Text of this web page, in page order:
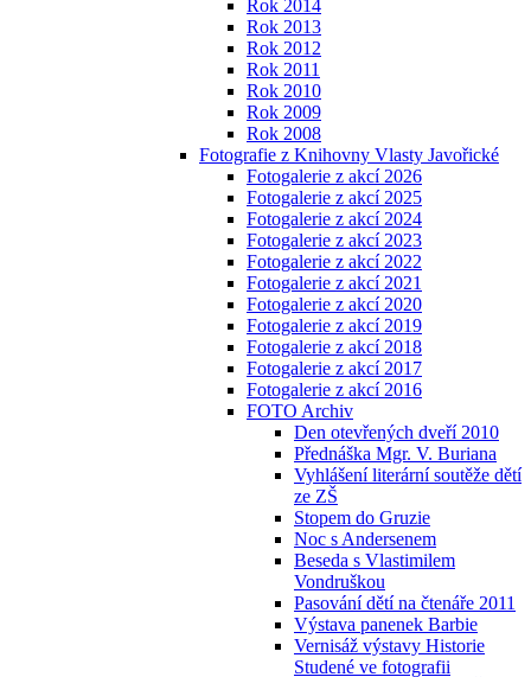
Rok 2014
Rok 2013
Rok 2012
Rok 2011
Rok 2010
Rok 2009
Rok 2008
Fotografie z Knihovny Vlasty Javořické
Fotogalerie z akcí 2026
Fotogalerie z akcí 2025
Fotogalerie z akcí 2024
Fotogalerie z akcí 2023
Fotogalerie z akcí 2022
Fotogalerie z akcí 2021
Fotogalerie z akcí 2020
Fotogalerie z akcí 2019
Fotogalerie z akcí 2018
Fotogalerie z akcí 2017
Fotogalerie z akcí 2016
FOTO Archiv
Den otevřených dveří 2010
Přednáška Mgr. V. Buriana
Vyhlášení literární soutěže dětí
ze ZŠ
Stopem do Gruzie
Noc s Andersenem
Beseda s Vlastimilem
Vondruškou
Pasování dětí na čtenáře 2011
Výstava panenek Barbie
Vernisáž výstavy Historie
Studené ve fotografii